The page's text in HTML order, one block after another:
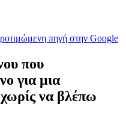
πηγή στην Google
που
για μια
να βλέπω